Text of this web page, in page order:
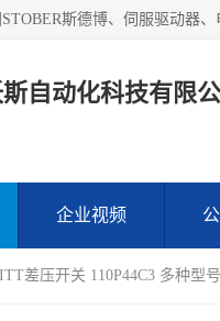
自动化科技有限
企业视频
差压开关 110P44C3 多种型